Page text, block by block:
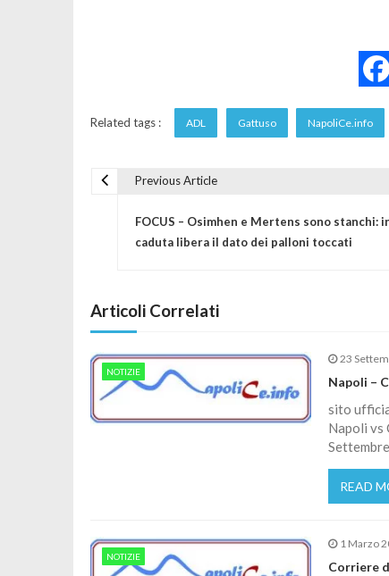
Related tags : ADL Gattuso NapoliCe.info
Previous Article
FOCUS – Osimhen e Mertens sono stanchi:
caduta libera il dato dei palloni toccati
Articoli Correlati
NOTIZIE
23
Napoli –
sito
Napoli vs
READ
NOTIZIE
1 Marzo
Corriere